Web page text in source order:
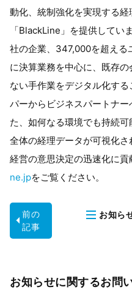
動化、統制強化を実現する
「BlackLine」を提供して
社の企業、347,000を超える
に決算業務を中心に、既存
ない手作業をデジタル化す
パーからビジネスパートナ
た、如何なる環境でも持続
全体の経理データが可視化
経営の意思決定の迅速化に
ne.jpをご覧ください。
前の
記事
お知ら
お知らせに関するお問